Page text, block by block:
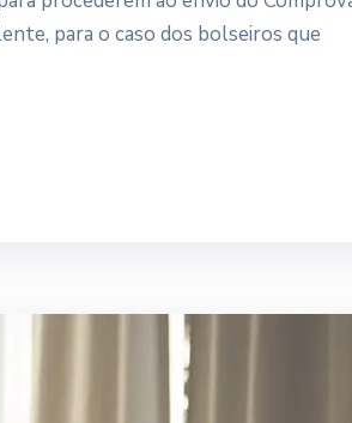
para o caso dos bolseiros que